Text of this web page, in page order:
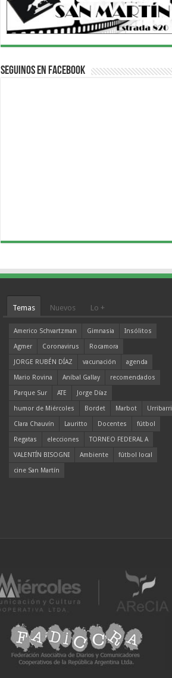
Seguinos en Facebook
Temas Nuevos Lo +
Americo Schvartzman Gimnasia
Insólitos
Agmer
Coronavirus
Rocamora
JORGE RUBÉN DÍAZ
vacunación
agenda
Mario Rovina
Aníbal Gallay
recomendados
Parque Sur
ATE
Jorge Díaz
humor de Miércoles
Bordet Marbot
Urribarri
Clara Chauvín
Lauritto Docentes
fútbol
Regatas
elecciones
TORNEO FEDERAL A
VALENTÍN BISOGNI
Ambiente
fútbol local
cine San Martín